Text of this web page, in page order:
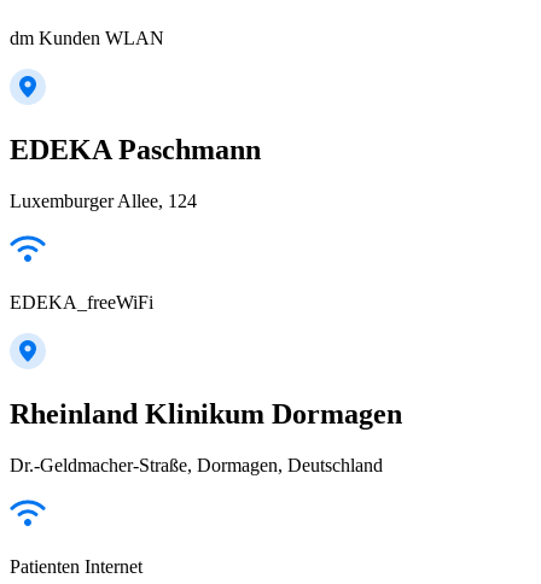
dm Kunden WLAN
EDEKA Paschmann
Luxemburger Allee, 124
EDEKA_freeWiFi
Rheinland Klinikum Dormagen
Dr.-Geldmacher-Straße, Dormagen, Deutschland
Patienten Internet